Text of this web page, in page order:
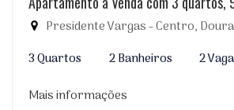
Presidente Vargas - Centro,
3 Quartos
2 Banheiros 2
Mais informações